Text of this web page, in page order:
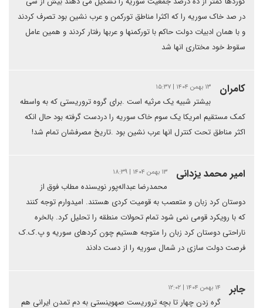
در صد خاک سوریه را که اکثرا مناطق تورکمن و عرب نشین بود تصرف کردند
و با همان ادبیات دولت حاکم با تورکمنها و عربها رفتار کردند و همین عامل
سقوط خود مختاری انها شد
کامران ۱۳ بهمن ۱۴۰۴ | ۱۵:۳۷
بیشتر شبیه یک مرثیه است .برای گروه تروریستی که به واسطه
کمک مستقیم امریکا یک سوم خاک سوریه را دردست گرفته بود حال انکه
اکثر مناطق تحت کنترل انها عرب نشین بود .تاریخ مصرفشان تمام شد!
امیر محمد یزدانی ۱۳ بهمن ۱۴۰۴ | ۱۸:۳۹
محمدرضا عبداله‌پور نویسنده مطاب فوق از
دوستان کرد زبان و متعصب به قومیت کردی هستند. امیدوارم توجه کنند
که با رویکرد قومی نمی شود تمام تحولات منطقه را تحلیل کرد. بالخره
ناراحتی دوستان کرد زبان را متوجه هستیم چون کردهای سوریه و پ.ک.ک
فرصت دولت سازی در شمال سوریه را از دست دادند
جابر ۱۴ بهمن ۱۴۰۴ | ۱۲:۰۲
گره زدن چهار تا بچه تروریست صهوینستی به دم تمدن ایرانی هم